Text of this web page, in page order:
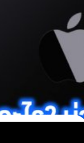
ริ่มปล่อยอุปกรณ์ที่
ก็ไม่ใช่อุปกรณ์ที่
ดให้ยืมเพื่อนัก
ง…
เมื่อคืน ก็ทำเอาทั่ว
นทางการว่า Apple
ซ็ตแบบ ARM A-
และ iPad)
ะยังไม่รู้จักว่า
ออะไร มันมา
กับ macOS วันนี้
กรรม ARM เกิด